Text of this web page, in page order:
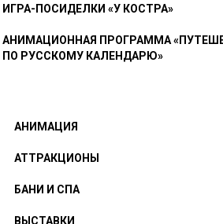
ИГРА-ПОСИДЕЛКИ «У КОСТРА»
АНИМАЦИОННАЯ ПРОГРАММА
ПО РУССКОМУ КАЛЕНДАРЮ»
АНИМАЦИЯ
АТТРАКЦИОНЫ
БАНИ И СПА
ВЫСТАВКИ